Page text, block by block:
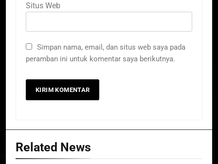
Situs Web
Simpan nama, email, dan situs web saya pada
peramban ini untuk komentar saya berikutnya.
Related News